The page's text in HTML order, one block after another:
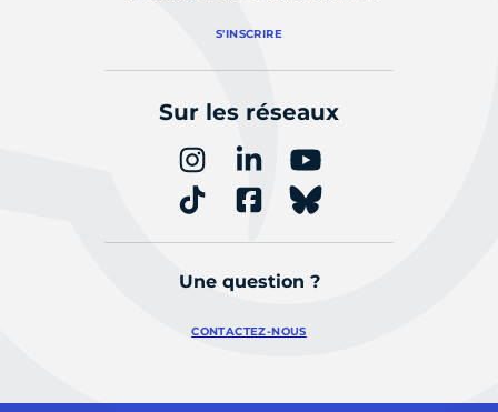
S'INSCRIRE
Sur les réseaux
Une question ?
CONTACTEZ-NOUS